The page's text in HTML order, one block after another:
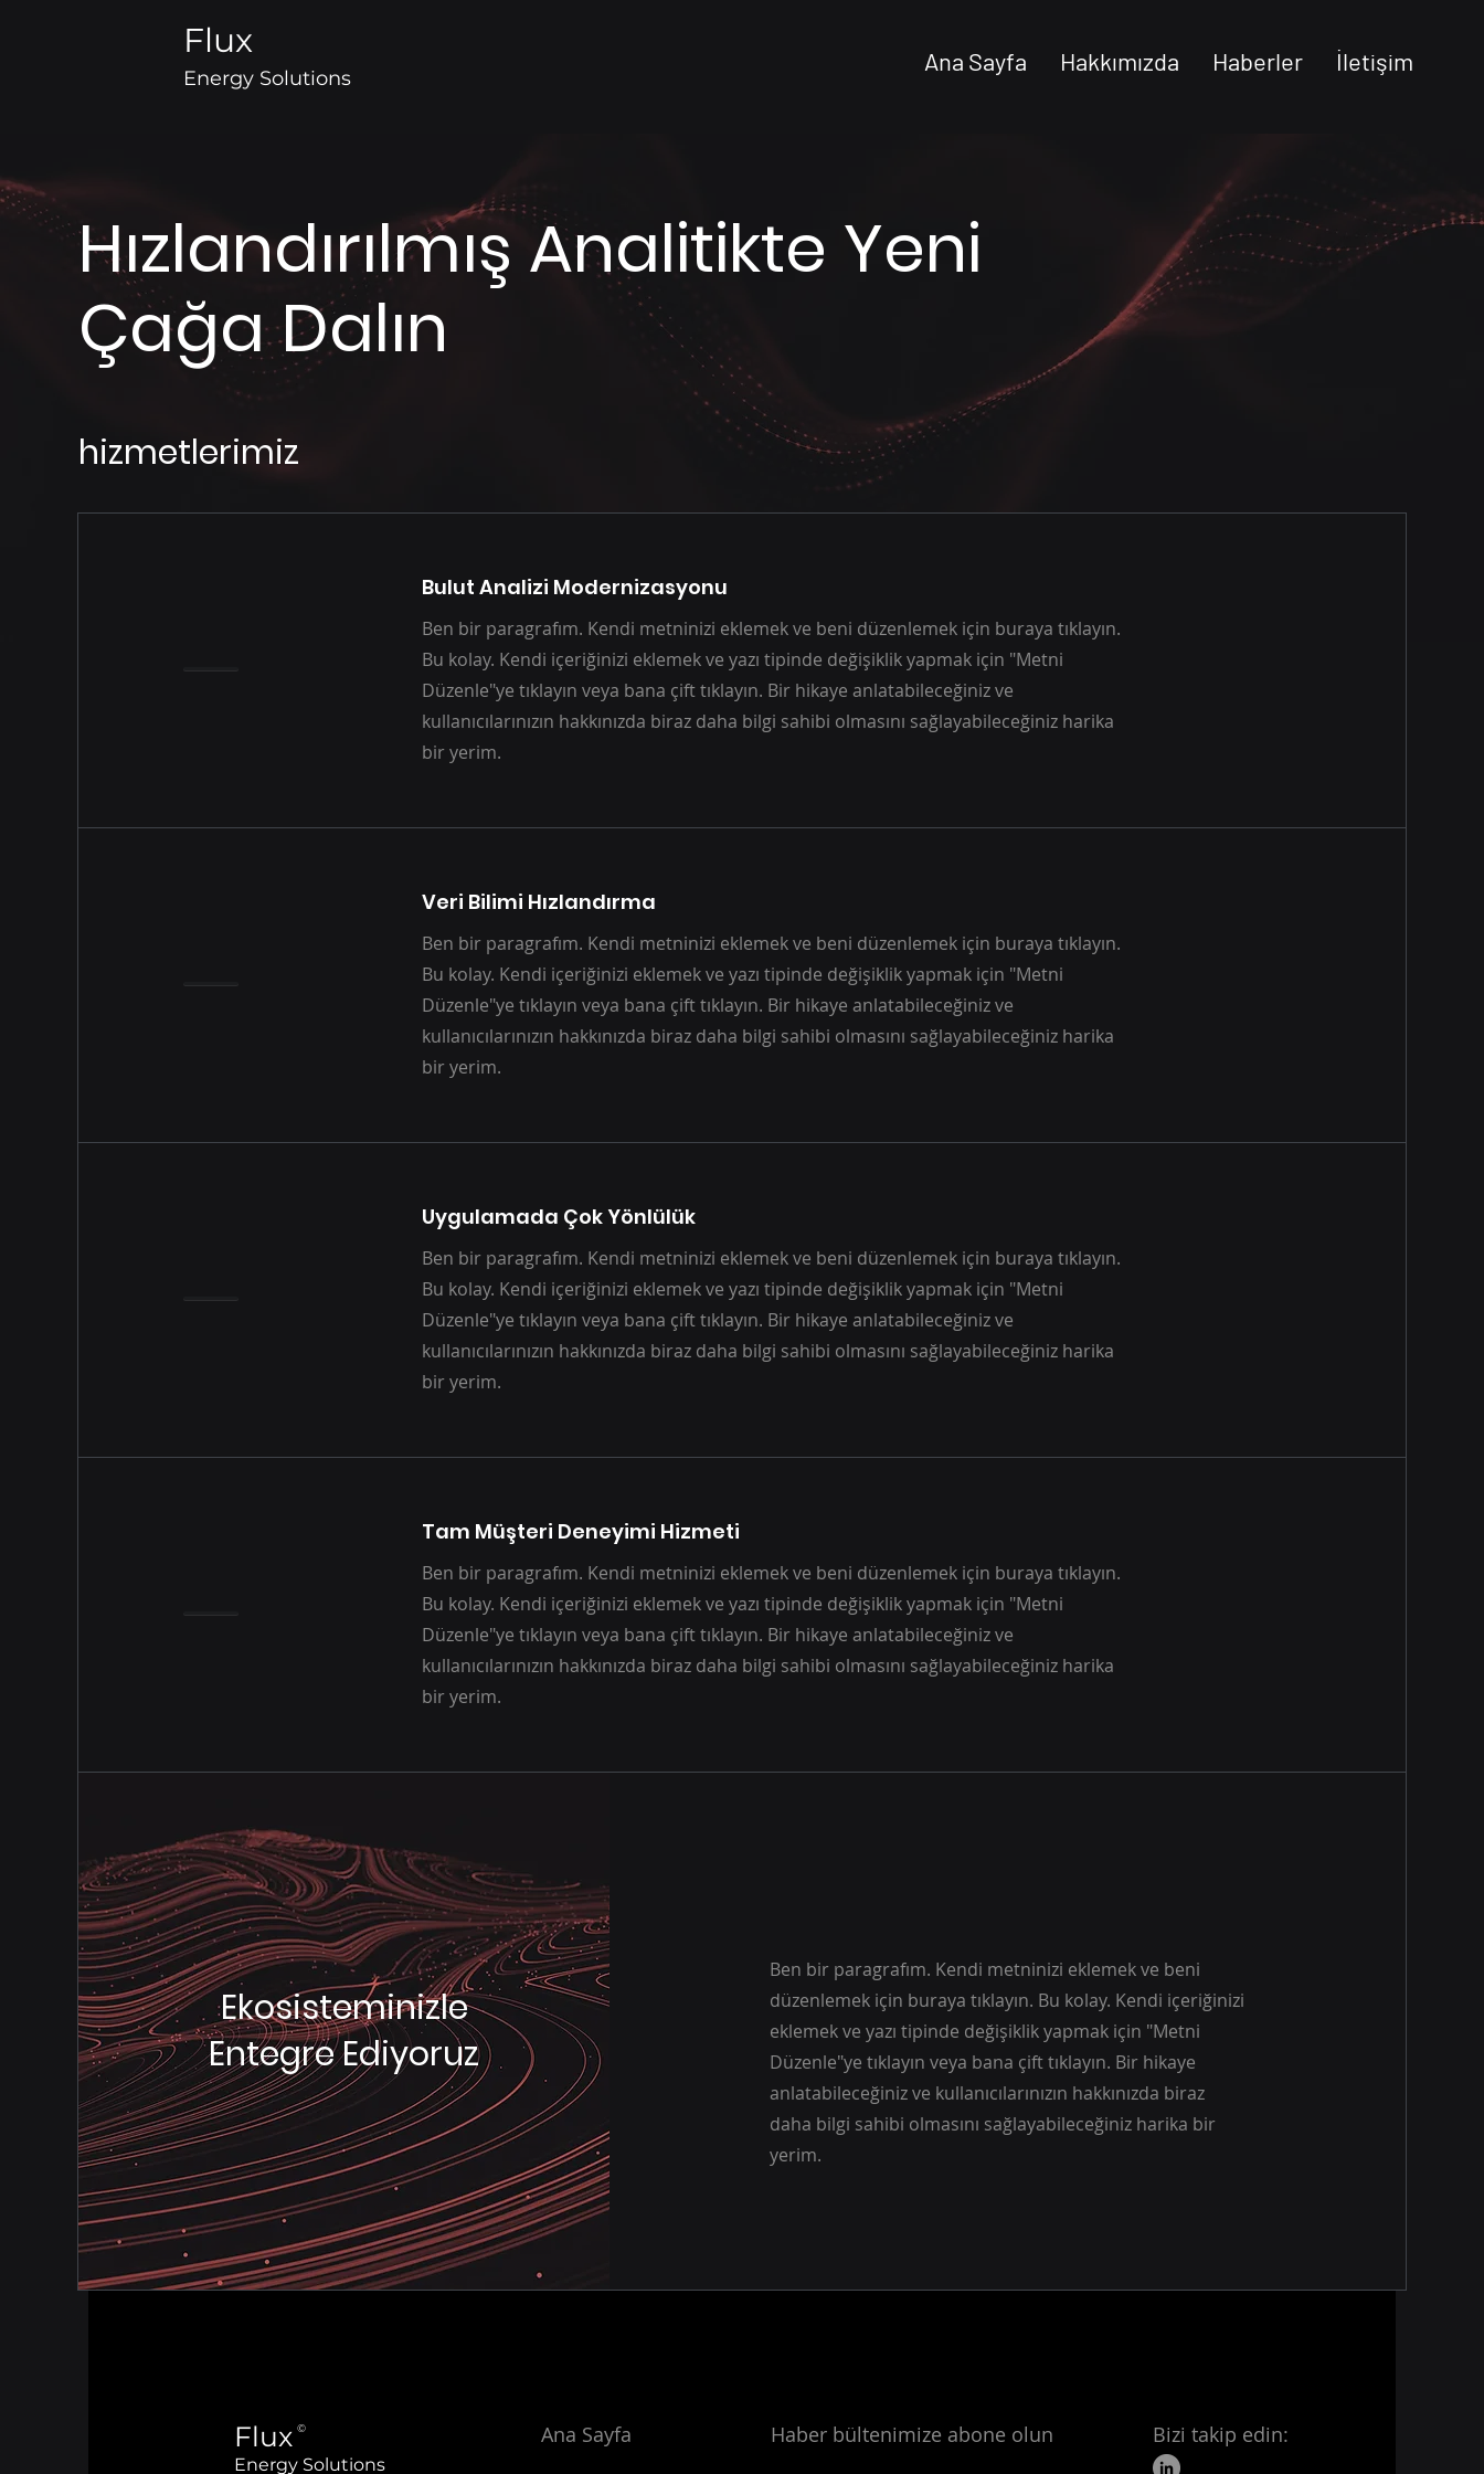
Flux
Energy Solutions
Ana Sayfa Hakkımızda Haberler İletişim
Hızlandırılmış Analitikte Yeni
Çağa Dalın
hizmetlerimiz
Bulut Analizi Modernizasyonu
Ben bir paragrafım. Kendi metninizi eklemek ve beni düzenlemek için buraya tıklayın.
Bu kolay. Kendi içeriğinizi eklemek ve yazı tipinde değişiklik yapmak için "Metni
Düzenle"ye tıklayın veya bana çift tıklayın. Bir hikaye anlatabileceğiniz ve
kullanıcılarınızın hakkınızda biraz daha bilgi sahibi olmasını sağlayabileceğiniz harika
bir yerim.
Veri Bilimi Hızlandırma
Ben bir paragrafım. Kendi metninizi eklemek ve beni düzenlemek için buraya tıklayın.
Bu kolay. Kendi içeriğinizi eklemek ve yazı tipinde değişiklik yapmak için "Metni
Düzenle"ye tıklayın veya bana çift tıklayın. Bir hikaye anlatabileceğiniz ve
kullanıcılarınızın hakkınızda biraz daha bilgi sahibi olmasını sağlayabileceğiniz harika
bir yerim.
Uygulamada Çok Yönlülük
Ben bir paragrafım. Kendi metninizi eklemek ve beni düzenlemek için buraya tıklayın.
Bu kolay. Kendi içeriğinizi eklemek ve yazı tipinde değişiklik yapmak için "Metni
Düzenle"ye tıklayın veya bana çift tıklayın. Bir hikaye anlatabileceğiniz ve
kullanıcılarınızın hakkınızda biraz daha bilgi sahibi olmasını sağlayabileceğiniz harika
bir yerim.
Tam Müşteri Deneyimi Hizmeti
Ben bir paragrafım. Kendi metninizi eklemek ve beni düzenlemek için buraya tıklayın.
Bu kolay. Kendi içeriğinizi eklemek ve yazı tipinde değişiklik yapmak için "Metni
Düzenle"ye tıklayın veya bana çift tıklayın. Bir hikaye anlatabileceğiniz ve
kullanıcılarınızın hakkınızda biraz daha bilgi sahibi olmasını sağlayabileceğiniz harika
bir yerim.
Ekosisteminizle
Entegre Ediyoruz
Ben bir paragrafım. Kendi metninizi eklemek ve beni
düzenlemek için buraya tıklayın. Bu kolay. Kendi içeriğinizi
eklemek ve yazı tipinde değişiklik yapmak için "Metni
Düzenle"ye tıklayın veya bana çift tıklayın. Bir hikaye
anlatabileceğiniz ve kullanıcılarınızın hakkınızda biraz
daha bilgi sahibi olmasını sağlayabileceğiniz harika bir
yerim.
Flux
Energy Solutions
© Ana Sayfa Haber bültenimize abone olun Bizi takip edin: